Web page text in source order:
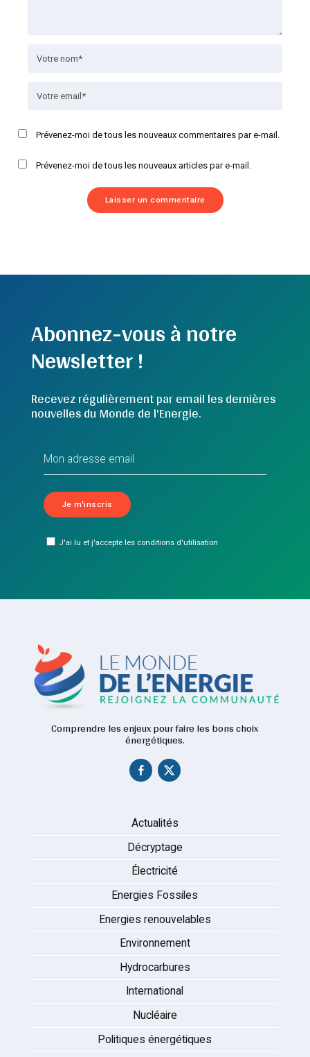
Prévenez-moi de tous les nouveaux commentaires par e-mail.
Prévenez-moi de tous les nouveaux articles par e-mail.
Abonnez-vous à notre
Newsletter !
Recevez régulièrement par email les dernières
nouvelles du Monde de l'Energie.
J'ai lu et j'accepte les conditions d'utilisation
Comprendre les enjeux pour faire les bons choix
énergétiques.
Actualités
Décryptage
Électricité
Energies Fossiles
Energies renouvelables
Environnement
Hydrocarbures
International
Nucléaire
Politiques énergétiques